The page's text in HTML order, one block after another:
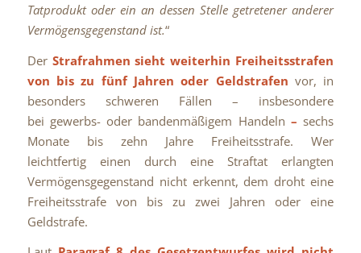
Tatprodukt oder ein an dessen Stelle getretener anderer
Vermögensgegenstand ist.“
Der Strafrahmen sieht weiterhin Freiheitsstrafen
von bis zu fünf Jahren oder Geldstrafen vor, in
besonders schweren Fällen – insbesondere
bei gewerbs- oder bandenmäßigem Handeln–sechs
Monate bis zehn Jahre Freiheitsstrafe. Wer
leichtfertig einen durch eine Straftat erlangten
Vermögensgegenstand nicht erkennt, dem droht eine
Freiheitsstrafe von bis zu zwei Jahren oder eine
Geldstrafe.